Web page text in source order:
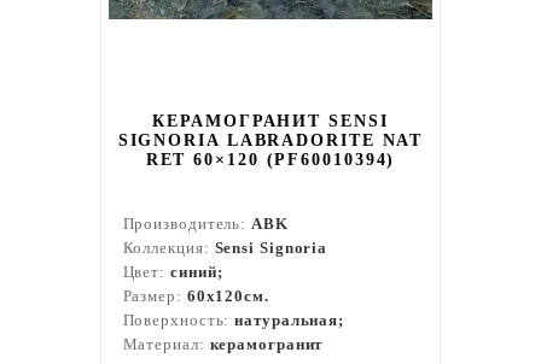
КЕРАМОГРАНИТ SENSI
SIGNORIA LABRADORITE NAT
RET 60×120 (PF60010394)
Производитель:ABK
Коллекция: Sensi Signoria
Цвет: синий;
Размер: 60x120см.
Поверхность:натуральная;
Материал: керамогранит